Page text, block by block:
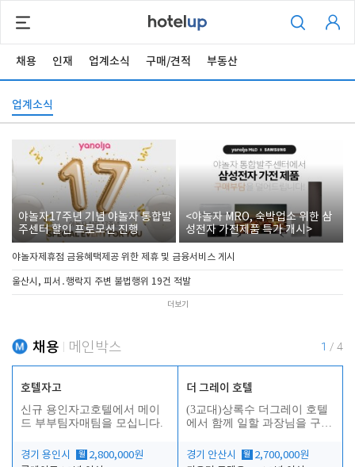
채용 인재 업계소식 구매/견적 부동산
업계소식
야놀자17주년 기념 야놀자 통합발
주센터 할인 프로모션 진행
<야놀자 MRO, 숙박업소 위한 삼
성전자 가전제품 특가 개시>
야놀자제휴점 금융혜택제공 위한 제휴 및 금융서비스 게시
울산시, 피서․행락지 주변 불법행위 19건 적발
더보기
채용 메인박스 1 / 4
호텔자고
신규 용인자고호텔에서 메이
드 부부팀자매팀을 모십니다.
경기 용인시 월 2,800,000원
더 그레이 호텔
(3교대)상록수 더그레이 호텔
에서 함께 일할 과장님을 구합
경기 안산시
월 2,700,000원